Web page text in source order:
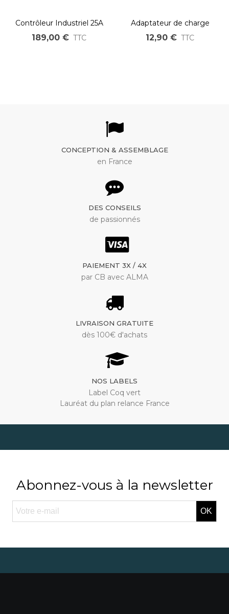
Contrôleur Industriel 25A
24V 36V 48V pour moteur
électrique brushless
189,00 € TTC
Adaptateur de charge
Anderson vers XLR male
12,90 € TTC
CONCEPTION & ASSEMBLAGE
en France
DES CONSEILS
de passionnés
PAIEMENT 3X / 4X
par CB avec ALMA
LIVRAISON GRATUITE
dès 100€ d'achats
NOS LABELS
Label Coq vert
Lauréat du plan relance France
Abonnez-vous à la newsletter
OK